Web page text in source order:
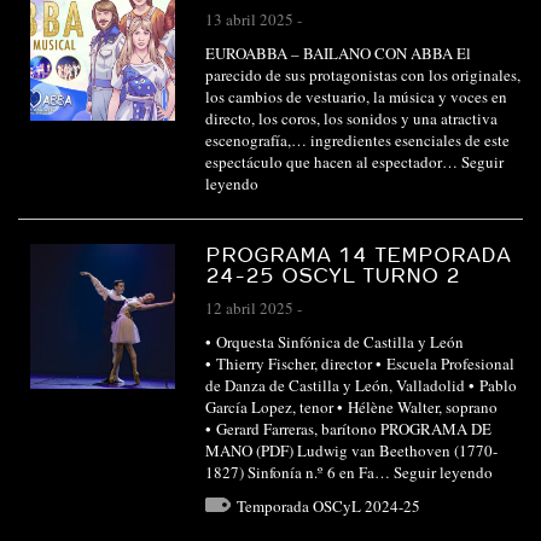
13 abril 2025 -
EUROABBA – BAILANO CON ABBA El
parecido de sus protagonistas con los originales,
los cambios de vestuario, la música y voces en
directo, los coros, los sonidos y una atractiva
escenografía,… ingredientes esenciales de este
espectáculo que hacen al espectador… Seguir
leyendo
PROGRAMA 14 TEMPORADA
24-25 OSCYL TURNO 2
12 abril 2025 -
• Orquesta Sinfónica de Castilla y León
• Thierry Fischer, director • Escuela Profesional
de Danza de Castilla y León, Valladolid • Pablo
García Lopez, tenor • Hélène Walter, soprano
• Gerard Farreras, barítono PROGRAMA DE
MANO (PDF) Ludwig van Beethoven (1770-
1827) Sinfonía n.º 6 en Fa… Seguir leyendo
Temporada OSCyL 2024-25